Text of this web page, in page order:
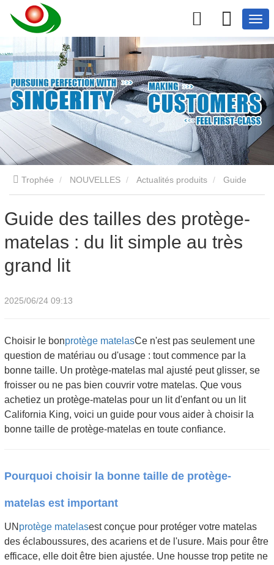
Trophée NOUVELLES Actualités produits
des tailles des protège-matelas : du lit simple au très grand lit
Guide des tailles des protège-
matelas : du lit simple au très
grand lit
2025/06/24 09:13
Choisir le bonprotège matelasCe n'est pas seulement une
question de matériau ou d'usage : tout commence par la
bonne taille. Un protège-matelas mal ajusté peut glisser, se
froisser ou ne pas bien couvrir votre matelas. Que vous
achetiez un protège-matelas pour un lit d'enfant ou un lit
California King, voici un guide pour vous aider à choisir la
bonne taille de protège-matelas en toute confiance.
Pourquoi choisir la bonne taille de protège-
matelas est important
UN protège matelasest conçue pour protéger votre matelas
des éclaboussures, des acariens et de l'usure. Mais pour être
efficace, elle doit être bien ajustée. Une housse trop petite ne